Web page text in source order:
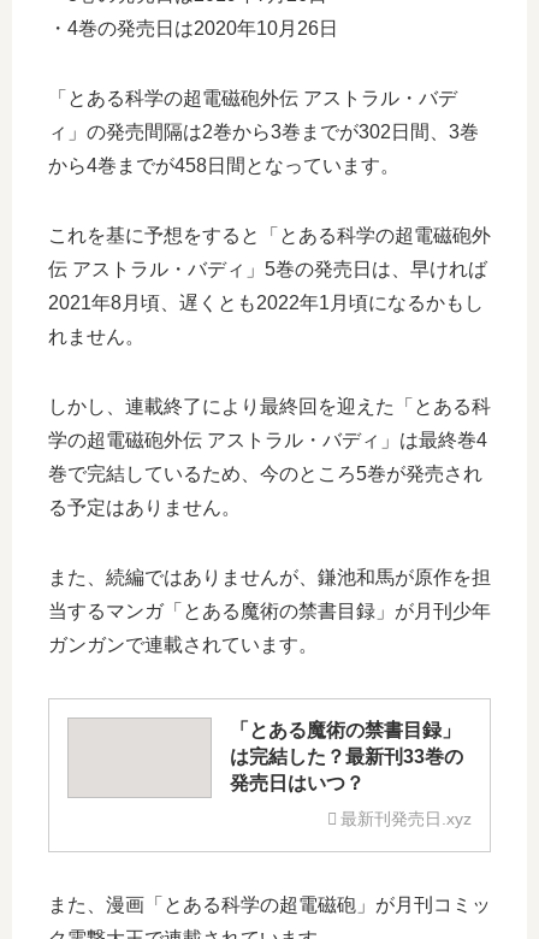
・4巻の発売日は2020年10月26日
「とある科学の超電磁砲外伝 アストラル・バデ
ィ」の発売間隔は2巻から3巻までが302日間、3巻
から4巻までが458日間となっています。
これを基に予想をすると「とある科学の超電磁砲外
伝 アストラル・バディ」5巻の発売日は、早ければ
2021年8月頃、遅くとも2022年1月頃になるかもし
れません。
しかし、連載終了により最終回を迎えた「とある科
学の超電磁砲外伝 アストラル・バディ」は最終巻4
巻で完結しているため、今のところ5巻が発売され
る予定はありません。
また、続編ではありませんが、鎌池和馬が原作を担
当するマンガ「とある魔術の禁書目録」が月刊少年
ガンガンで連載されています。
「とある魔術の禁書目録」
は完結した？最新刊33巻の
発売日はいつ？
最新刊発売日.xyz
また、漫画「とある科学の超電磁砲」が月刊コミッ